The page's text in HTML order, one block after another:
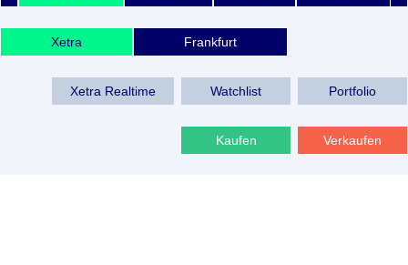
Xetra Frankfurt
Xetra Realtime Watchlist Portfolio
Kaufen Verkaufen